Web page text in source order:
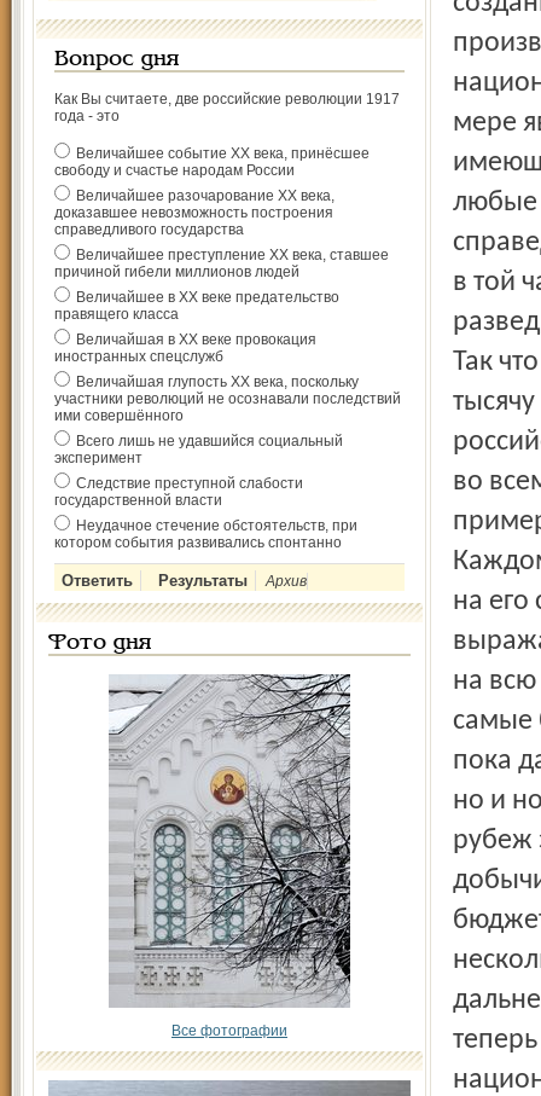
Вопрос дня
Как Вы считаете, две российские революции 1917
года - это
Величайшее событие ХХ века, принёсшее
свободу и счастье народам России
Величайшее разочарование ХХ века,
доказавшее невозможность построения
справедливого государства
Величайшее преступление ХХ века, ставшее
причиной гибели миллионов людей
Величайшее в ХХ веке предательство
правящего класса
Величайшая в ХХ веке провокация
иностранных спецслужб
Величайшая глупость ХХ века, поскольку
участники революций не осознавали последствий
ими совершённого
Всего лишь не удавшийся социальный
эксперимент
Следствие преступной слабости
государственной власти
Неудачное стечение обстоятельств, при
котором события развивались спонтанно
Архив
Фото дня
Все фотографии
мере
любые
в той
Так
во
на его
на всю
самые
пока
но и
рубеж